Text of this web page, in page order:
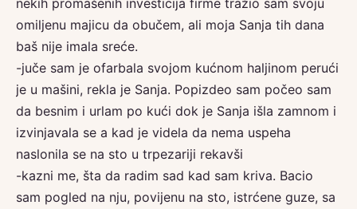
omiljenu majicu da obučem, ali moja Sanja tih dana
baš nije imala sreće.
-juče sam je ofarbala svojom kućnom haljinom perući
je u mašini, rekla je Sanja. Popizdeo sam počeo sam
da besnim i urlam po kući dok je Sanja išla zamnom i
izvinjavala se a kad je videla da nema uspeha
naslonila se na sto u trpezariji rekavši
-kazni me, šta da radim sad kad sam kriva. Bacio
sam pogled na nju, povijenu na sto, istrćene guze, sa